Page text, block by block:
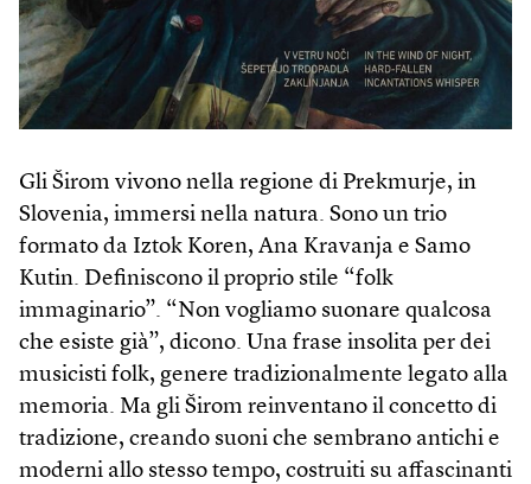
Gli Širom vivono nella regione di Prekmurje, in
Slovenia, immersi nella natura. Sono un trio
formato da Iztok Koren, Ana Kravanja e Samo
Kutin. Definiscono il proprio stile “folk
immaginario”. “Non vogliamo suonare qualcosa
che esiste già”, dicono. Una frase insolita per dei
musicisti folk, genere tradizionalmente legato alla
memoria. Ma gli Širom reinventano il concetto di
tradizione, creando suoni che sembrano antichi e
moderni allo stesso tempo, costruiti su affascinanti